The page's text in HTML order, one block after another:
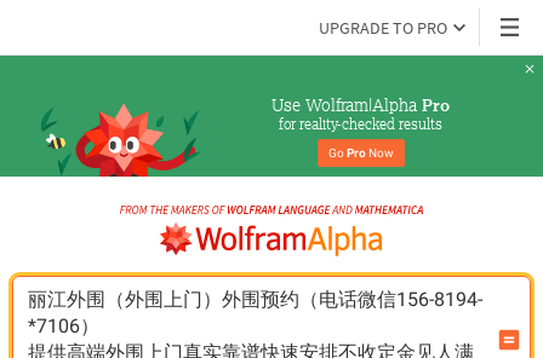
UPGRADE TO PRO
Use Wolfram|Alpha Pro
for reality-checked results
Go Pro Now
丽江外围（外围上门）外围预约（电话微信156-8194-
*7106）
提供高端外围上门真实靠谱快速安排不收定金见人满